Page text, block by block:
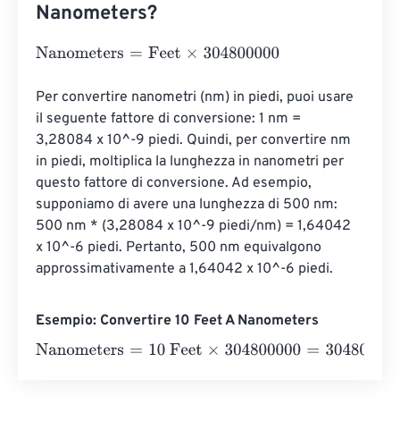
Nanometers?
Nanometers= Feet×304800000
Per convertire nanometri (nm) in piedi, puoi usare
il seguente fattore di conversione: 1 nm =
3,28084 x 10^-9 piedi. Quindi, per convertire nm
in piedi, moltiplica la lunghezza in nanometri per
questo fattore di conversione. Ad esempio,
supponiamo di avere una lunghezza di 500 nm:
500 nm * (3,28084 x 10^-9 piedi/nm) = 1,64042
x 10^-6 piedi. Pertanto, 500 nm equivalgono
approssimativamente a 1,64042 x 10^-6 piedi.
Esempio: Convertire 10 Feet A Nanometers
Nanometers= 10 Feet×304800000=3048000000